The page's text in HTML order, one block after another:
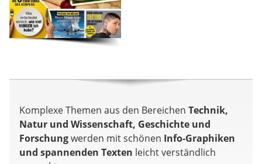
Komplexe Themen aus den Bereichen Technik,
Natur und Wissenschaft, Geschichte und
Forschungwerden mit schönen Info-Graphiken
und spannenden Texten leicht verständlich